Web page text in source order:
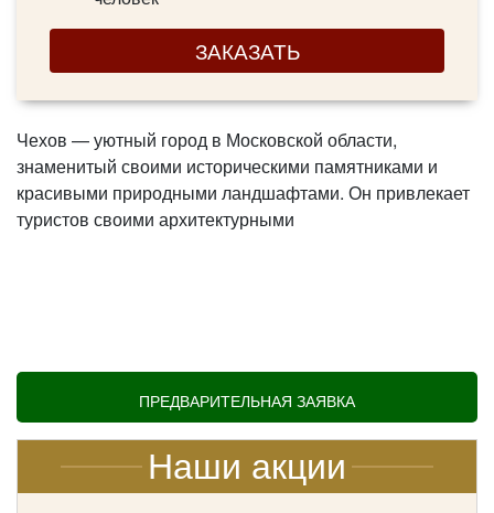
ПРЕДВАРИТЕЛЬНАЯ ЗАЯВКА
Наши акции
ЗАКАЗАТЬ
Чехов — уютный город в Московской области,
знаменитый своими историческими памятниками и
красивыми природными ландшафтами. Он привлекает
туристов своими архитектурными
также для организации экскурсионных туров. Чтобы
насладиться городом и его окрестностями с
комфортом,аренда автобусас водителем станет
наилучшим решением для групповых поездок.